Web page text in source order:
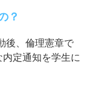
？
後、倫理憲章で
定通知を学生に